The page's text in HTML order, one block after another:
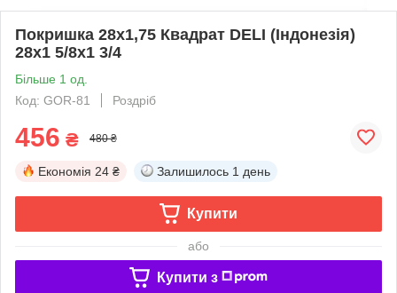
Покришка 28х1,75 Квадрат DELI (Індонезія)
28х1 5/8х1 3/4
Більше 1 од.
Код: GOR-81
Роздріб
456 ₴ 480 ₴
Економія 24 ₴ Залишилось 1 день
Купити
або
Купити з